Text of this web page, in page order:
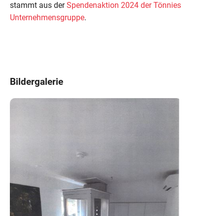
stammt aus derSpendenaktion 2024 der Tönnies
Unternehmensgruppe.
Bildergalerie